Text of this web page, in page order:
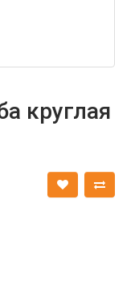
круглая